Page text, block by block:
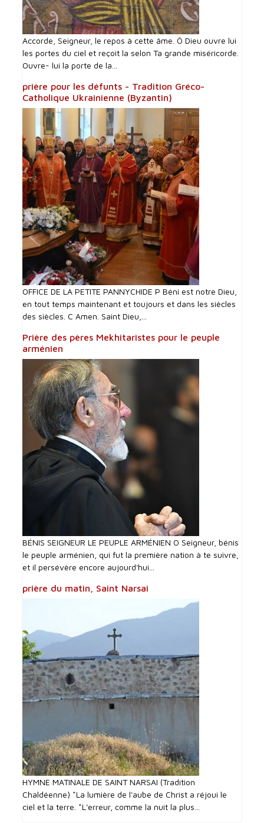
Accorde, Seigneur, le repos à cette âme. Ô Dieu ouvre lui
les portes du ciel et reçoit la selon Ta grande miséricorde.
Ouvre- lui la porte de la...
prière pour les défunts - Tradition Gréco-
Catholique Ukrainienne (Byzantin)
OFFICE DE LA PETITE PANNYCHIDE P Béni est notre Dieu,
en tout temps maintenant et toujours et dans les siècles
des siècles. C Amen. Saint Dieu,...
Prière des pères Mekhitaristes pour le peuple
arménien
BÉNIS SEIGNEUR LE PEUPLE ARMÉNIEN O Seigneur, bénis
le peuple arménien, qui fut la première nation à te suivre,
et il persévère encore aujourd'hui...
prière du matin, Saint Narsai
HYMNE MATINALE DE SAINT NARSAI (Tradition
Chaldéenne) *La lumière de l'aube de Christ a réjoui le
ciel et la terre. *L'erreur, comme la nuit la plus...